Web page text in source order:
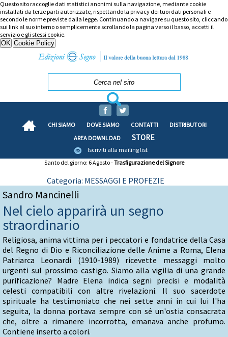
Questo sito raccoglie dati statistici anonimi sulla navigazione, mediante cookie
installati da terze parti autorizzate, rispettando la privacy dei tuoi dati personali e
secondo le norme previste dalla legge. Continuando a navigare su questo sito, cliccando
sui link al suo interno o semplicemente scrollando la pagina verso il basso, accetti il
servizio e gli stessi cookie.
CHI SIAMO DOVE SIAMO CONTATTI
DISTRIBUTORI
AREA DOWNLOAD
STORE
Iscriviti alla mailing list
Santo del giorno: 6 Agosto -Trasfigurazione del Signore
Categoria: MESSAGGI E PROFEZIE
Sandro Mancinelli
Nel cielo apparirà un segno
straordinario
Religiosa, anima vittima per i peccatori e fondatrice della Casa
del Regno di Dio e Riconciliazione delle Anime a Roma, Elena
Patriarca Leonardi (1910-1989) ricevette messaggi molto
urgenti sul prossimo castigo. Siamo alla vigilia di una grande
purificazione? Madre Elena indica segni precisi e modalità
celesti compatibili con altre rivelazioni. Il suo sacerdote
spirituale ha testimoniato che nei sette anni in cui lui l'ha
seguita, la donna portava sempre con sé un'ostia consacrata
che, oltre a rimanere incorrotta, emanava anche profumo.
Contiene inserto a colori.